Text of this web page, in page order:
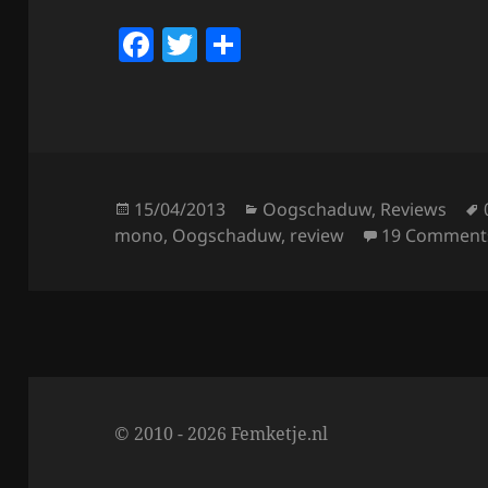
F
o
o
T
Posted
on
15/04/2013 Categories
Oogschaduw, Reviews
mono, Oogschaduw, review 19
© 2010 - 2026 Femketje.nl